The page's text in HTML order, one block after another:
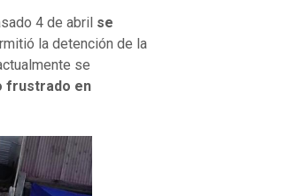
4 de abril se
la detención de la
se
frustrado en